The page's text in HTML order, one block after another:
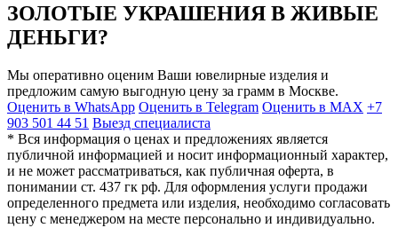
ЗОЛОТЫЕ УКРАШЕНИЯ В ЖИВЫЕ
ДЕНЬГИ?
Мы оперативно оценим Ваши ювелирные изделия и
предложим самую выгодную цену за грамм в Москве.
Оценить в WhatsApp Оценить в Telegram Оценить в MAX +7
903 501 44 51 Выезд специалиста
* Вся информация о ценах и предложениях является
публичной информацией и носит информационный характер,
и не может рассматриваться, как публичная оферта, в
понимании ст. 437 гк рф. Для оформления услуги продажи
определенного предмета или изделия, необходимо согласовать
цену с менеджером на месте персонально и индивидуально.